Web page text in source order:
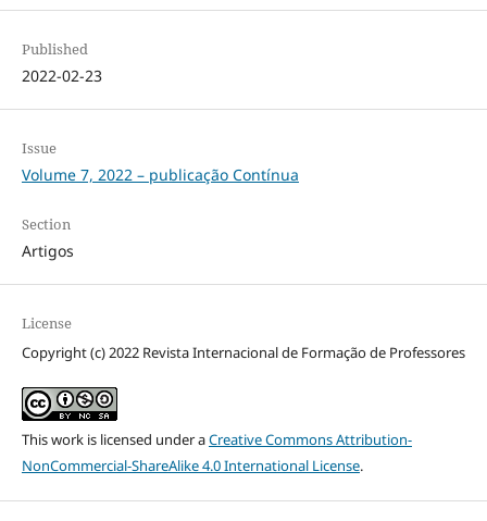
Published
2022-02-23
Issue
Volume 7, 2022 – publicação Contínua
Section
Artigos
License
Copyright (c) 2022 Revista Internacional de Formação de Professores
This work is licensed under aCreative Commons Attribution-
NonCommercial-ShareAlike 4.0 International License.